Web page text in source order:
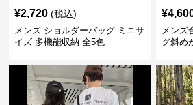
¥2,720 (税込)
メンズ ショルダーバッグ ミニサ
イズ 多機能収納 全5色
¥
メンズ
グ斜め